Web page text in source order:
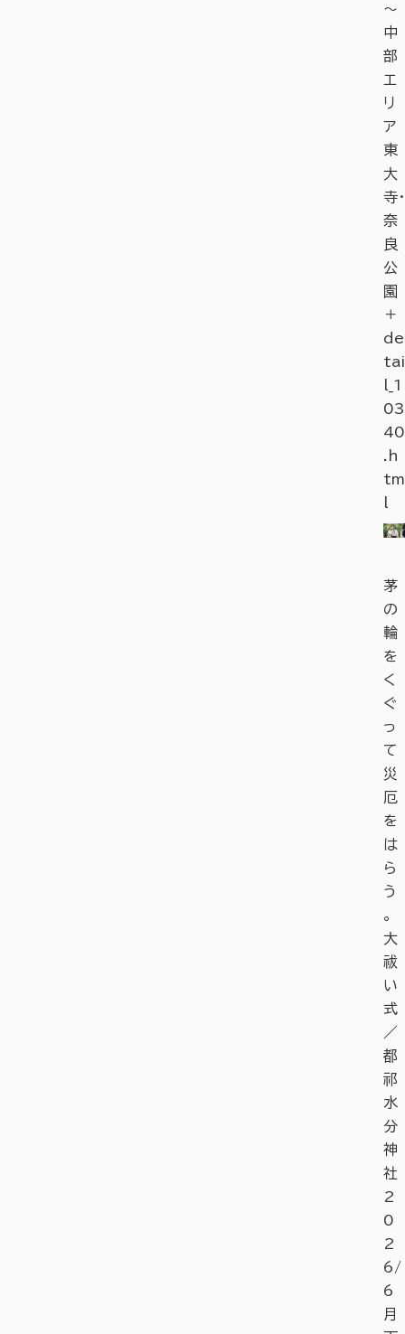
～
中
部
エ
リ
ア
東
大
寺・
奈
良
公
園
＋
de
tai
l_1
03
40
.h
tm
茅
の
輪
を
く
ぐ
っ
て
災
厄
を
は
ら
う
。
大
祓
い
式
／
都
祁
水
分
神
社
2
0
2
6/
6
月